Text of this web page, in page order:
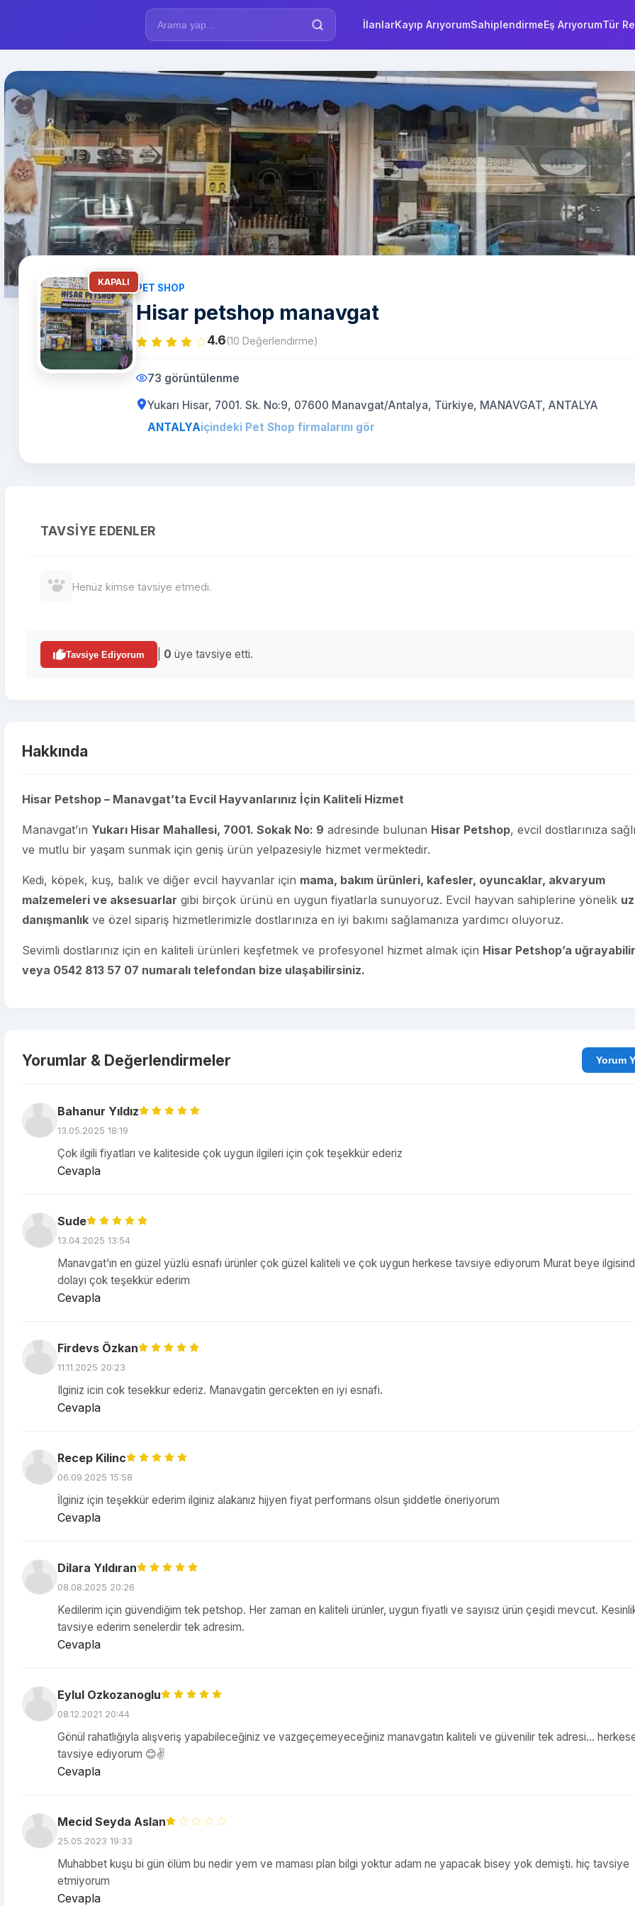
İlanlarKayıp ArıyorumSahiplendirmeEş ArıyorumTür
KAPALI
PET SHOP
Hisar petshop manavgat
4.6(10 Değerlendirme)
73 görüntülenme
Yukarı Hisar, 7001. Sk. No:9, 07600 Manavgat/Antalya, Türkiye, MANAVGAT, ANTALYA
ANTALYAiçindeki Pet Shop firmalarını gör
TAVSIYE EDENLER
Henüz kimse tavsiye etmedi.
Tavsiye Ediyorum 0 üye tavsiye etti.
Hakkında
Hisar Petshop – Manavgat’ta Evcil Hayvanlarınız İçin Kaliteli Hizmet
Manavgat’ın Yukarı Hisar Mahallesi, 7001. Sokak No: 9 adresinde bulunan Hisar Petshop, evcil dostlarınıza
ve mutlu bir yaşam sunmak için geniş ürün yelpazesiyle hizmet vermektedir.
Kedi, köpek, kuş, balık ve diğer evcil hayvanlar için mama, bakım ürünleri, kafesler, oyuncaklar, akvaryum
malzemeleri ve aksesuarlar gibi birçok ürünü en uygun fiyatlarla sunuyoruz. Evcil hayvan sahiplerine yönelik
danışmanlık ve özel sipariş hizmetlerimizle dostlarınıza en iyi bakımı sağlamanıza yardımcı oluyoruz.
Sevimli dostlarınız için en kaliteli ürünleri keşfetmek ve profesyonel hizmet almak için Hisar Petshop’a uğrayabilir
veya 0542 813 57 07 numaralı telefondan bize ulaşabilirsiniz.
Yorumlar & Değerlendirmeler
Bahanur Yıldız
13.05.2025 18:19
Çok ilgili fiyatları ve kaliteside çok uygun ilgileri için çok teşekkür ederiz
Cevapla
Sude
13.04.2025 13:54
Manavgat’ın en güzel yüzlü esnafı ürünler çok güzel kaliteli ve çok uygun herkese tavsiye ediyorum Murat beye
dolayı çok teşekkür ederim
Cevapla
Firdevs Özkan
11.11.2025 20:23
Ilginiz icin cok tesekkur ederiz. Manavgatin gercekten en iyi esnafi.
Cevapla
Recep Kilinc
06.09.2025 15:58
İlginiz için teşekkür ederim ilginiz alakanız hijyen fiyat performans olsun şiddetle öneriyorum
Cevapla
Dilara Yıldıran
08.08.2025 20:26
Kedilerim için güvendiğim tek petshop. Her zaman en kaliteli ürünler, uygun fiyatlı ve sayısız ürün çeşidi mevcut.
tavsiye ederim senelerdir tek adresim.
Cevapla
Eylul Ozkozanoglu
08.12.2021 20:44
Gönül rahatlığıyla alışveriş yapabileceğiniz ve vazgeçemeyeceğiniz manavgatın kaliteli ve güvenilir tek adresi...
tavsiye ediyorum 😊✌
Cevapla
Mecid Seyda Aslan
25.05.2023 19:33
Muhabbet kuşu bi gün ölüm bu nedir yem ve maması plan bilgi yoktur adam ne yapacak bisey yok demişti. hiç tavsiye
etmiyorum
Cevapla